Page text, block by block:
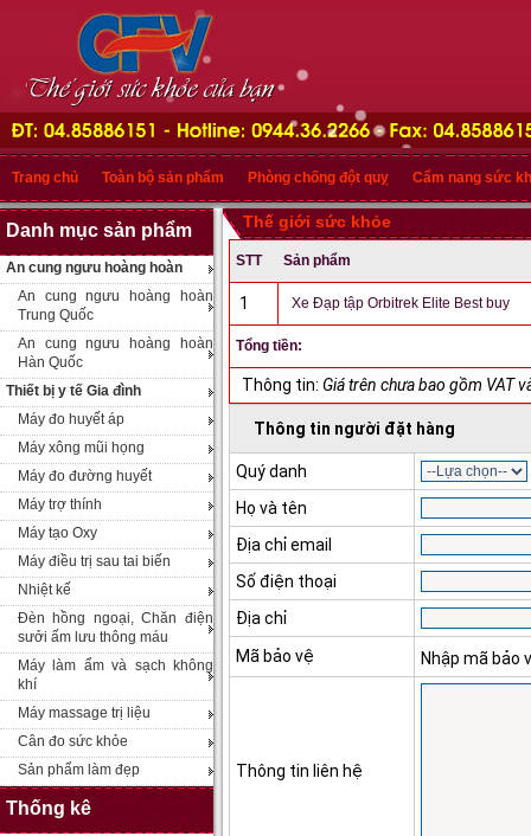
Trang chủ Toàn bộ sản phẩm Phòng chống đột quỵ Cẩm nang sức
Danh mục sản phẩm
An cung ngưu hoàng hoàn
An cung ngưu hoàng hoàn
Trung Quốc
An cung ngưu hoàng hoàn
Hàn Quốc
Thiết bị y tế Gia đình
Máy đo huyết áp
Máy xông mũi họng
Máy đo đường huyết
Máy trợ thính
Máy tạo Oxy
Máy điều trị sau tai biến
Nhiệt kế
Đèn hồng ngoại, Chăn điện
sưởi ấm lưu thông máu
Máy làm ẩm và sạch không
khí
Máy massage trị liệu
Cân đo sức khỏe
Sản phẩm làm đẹp
Thống kê
Thế giới sức khỏe
STT Sản phẩm
1 Xe Đạp tập Orbitrek Elite Best buy
Tổng tiền:
Thông tin: Giá trên chưa bao gồm VAT
Thông tin người đặt hàng
Quý danh
Họ và tên
Địa chỉ email
Số điện thoại
Địa chỉ
Mã bảo vệ
Nhập mã bảo
Thông tin liên hệ